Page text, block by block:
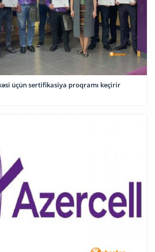
üçün sertifikasiya proqramı keçirir